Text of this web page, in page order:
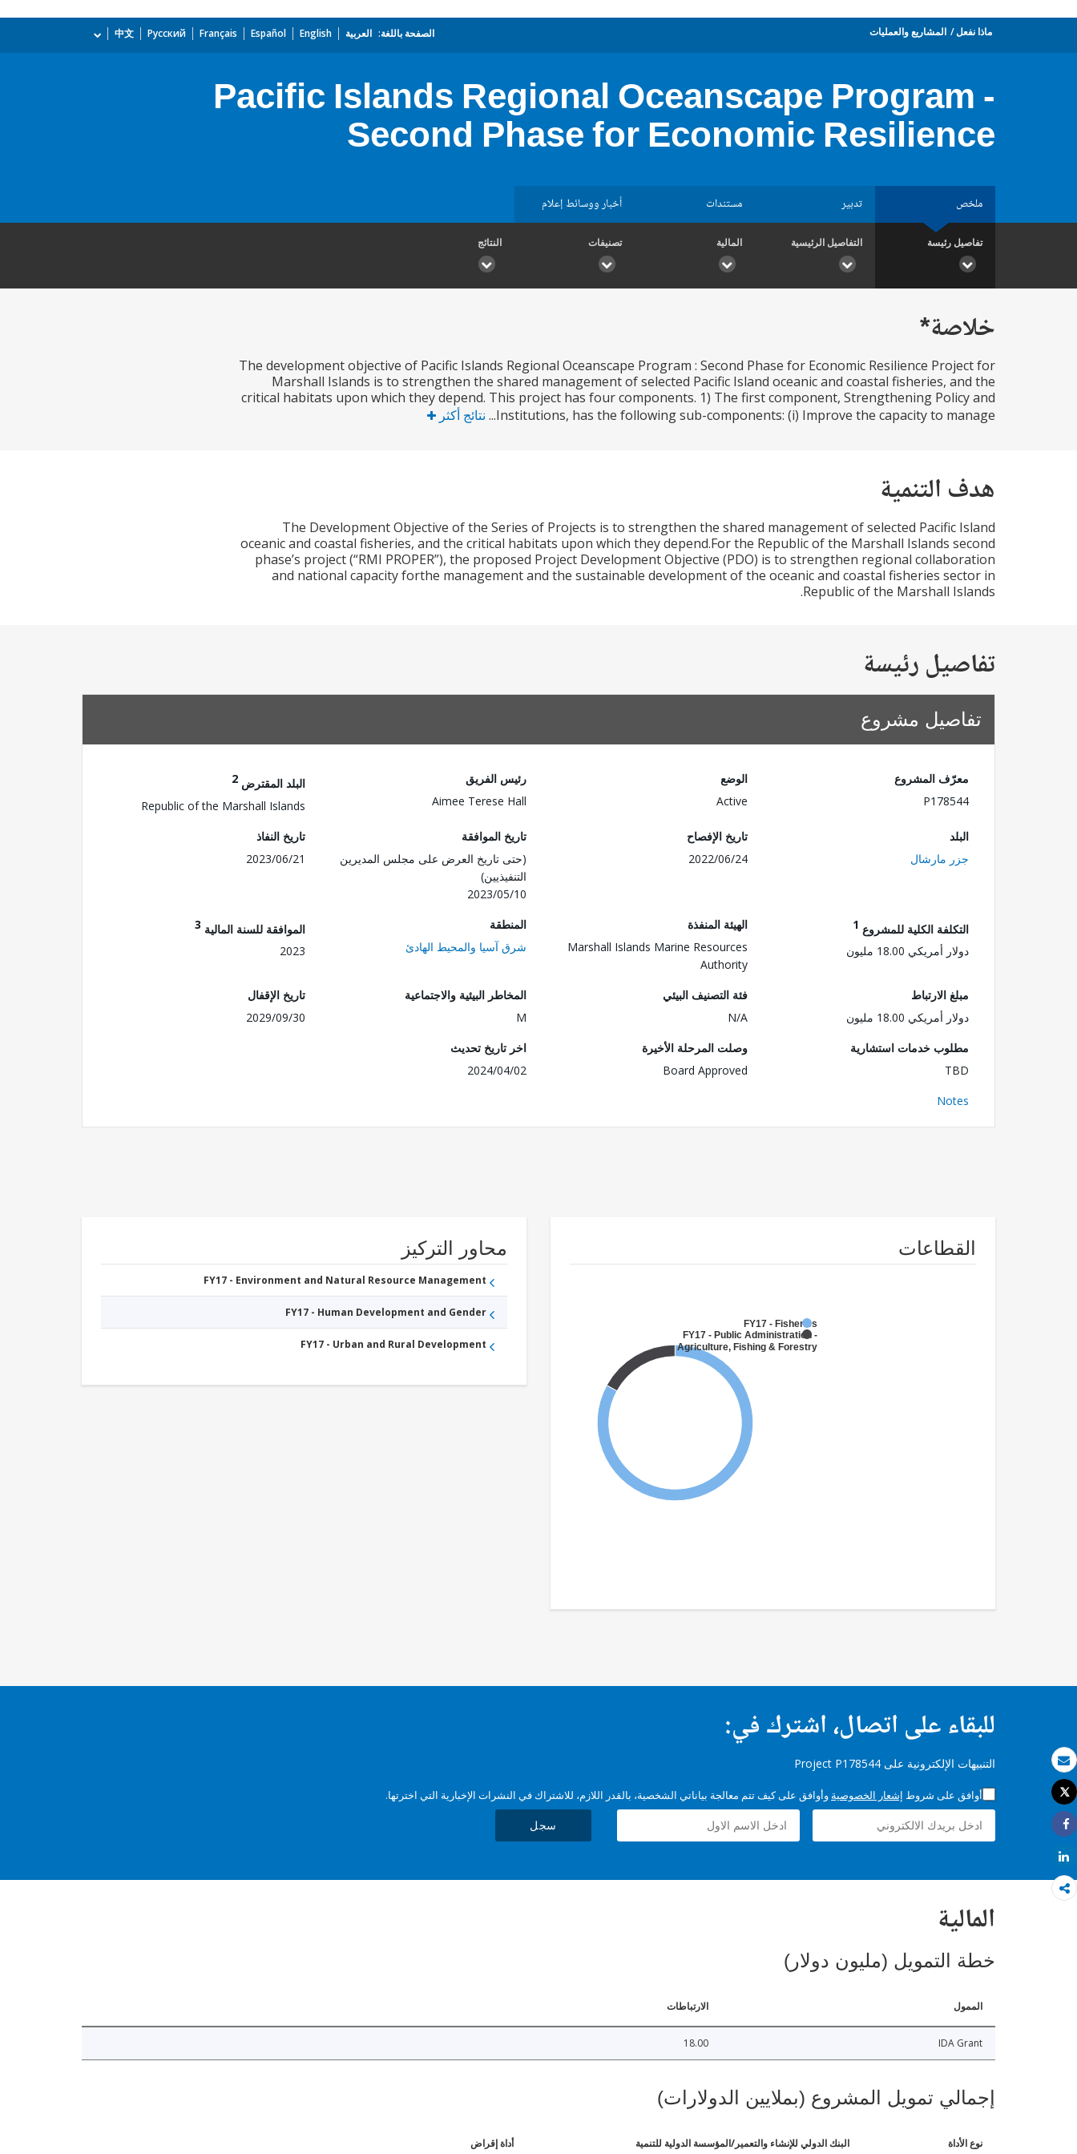
بريد الكتروني
طباعة
Tweet
Share
Share
ماذا نفعل المشاريع والعمليات الصفحة باللغة: العربية English
Español
Français
Русский
中文
Pacific Islands Regional Oceanscape Program -
Second Phase for Economic Resilience
ملخص تدبير مستندات أخبار ووسائط إعلام
تفاصيل رئيسة التفاصيل الرئيسية المالية تصنيفات النتائج
خلاصة*
The development objective of Pacific Islands Regional Oceanscape Program : Second Phase for Economic Resilience Project for
Marshall Islands is to strengthen the shared management of selected Pacific Island oceanic and coastal fisheries, and the
critical habitats upon which they depend. This project has four components. 1) The first component, Strengthening Policy and
Institutions, has the following sub-components: (i) Improve the capacity to manage...
نتائج أكثر
هدف التنمية
The Development Objective of the Series of Projects is to strengthen the shared management of selected Pacific Island
oceanic and coastal fisheries, and the critical habitats upon which they depend.For the Republic of the Marshall Islands second
phase’s project (“RMI PROPER”), the proposed Project Development Objective (PDO) is to strengthen regional collaboration
and national capacity forthe management and the sustainable development of the oceanic and coastal fisheries sector in
Republic of the Marshall Islands.
تفاصيل رئيسة
تفاصيل مشروع
معرّف المشروع
P178544
الوضع
Active
رئيس الفريق
Aimee Terese Hall
البلد المقترض 2
Republic of the Marshall Islands
البلد
جزر مارشال
تاريخ الإفصاح
2022/06/24
تاريخ الموافقة
(حتى تاريخ العرض على مجلس المديرين
التنفيذيين)
2023/05/10
تاريخ النفاذ
2023/06/21
التكلفة الكلية للمشروع 1
دولار أمريكي 18.00 مليون
الهيئة المنفذة
Marshall Islands Marine Resources
Authority
المنطقة
شرق آسيا والمحيط الهادئ
الموافقة للسنة المالية 3
2023
مبلغ الارتباط
دولار أمريكي 18.00 مليون
فئة التصنيف البيئي
N/A
المخاطر البيئية والاجتماعية
M
تاريخ الإقفال
2029/09/30
مطلوب خدمات استشارية
TBD
وصلت المرحلة الأخيرة
Board Approved
اخر تاريخ تحديث
2024/04/02
Notes
القطاعات
FY17 - Fisheries
FY17 - Public Administration -
Agriculture, Fishing & Forestry
محاور التركيز
FY17 - Environment and Natural Resource Management
FY17 - Human Development and Gender
FY17 - Urban and Rural Development
للبقاء على اتصال، اشترك في:
التنبيهات الإلكترونية على Project P178544
أوافق على شروط إشعار الخصوصية وأوافق على كيف تتم معالجة بياناتي الشخصية، بالقدر اللازم، للاشتراك في النشرات الإخبارية التي اخترتها.
سجل
المالية
خطة التمويل (مليون دولار)
الممول الارتباطات
IDA Grant
18.00
إجمالي تمويل المشروع (بملايين الدولارات)
نوع الأداة البنك الدولي للإنشاء والتعمير/المؤسسة الدولية للتنمية أداة إقراض